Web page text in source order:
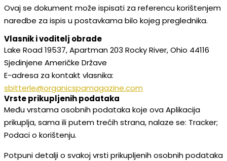
Ovaj se dokument može ispisati za referencu korištenjem
naredbe za ispis u postavkama bilo kojeg preglednika.
Vlasnik i voditelj obrade
Lake Road 19537, Apartman 203 Rocky River, Ohio 44116
Sjedinjene Američke Države
E-adresa za kontakt vlasnika:
sbitterle@organicspamagazine.com
Vrste prikupljenih podataka
Među vrstama osobnih podataka koje ova Aplikacija
prikuplja, sama ili putem trećih strana, nalaze se: Tracker;
Podaci o korištenju.
Potpuni detalji o svakoj vrsti prikupljenih osobnih podataka